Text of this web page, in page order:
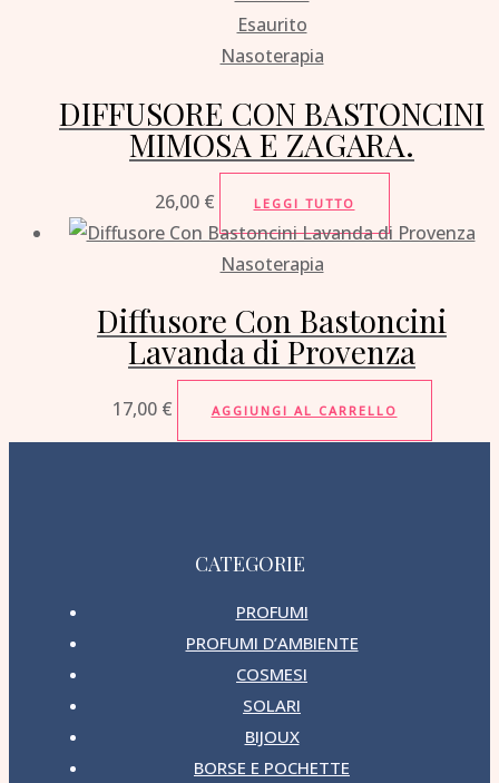
Esaurito
Nasoterapia
DIFFUSORE CON BASTONCINI
MIMOSA E ZAGARA.
26,00 € LEGGI TUTTO
Nasoterapia
Diffusore Con Bastoncini
Lavanda di Provenza
17,00 € AGGIUNGI AL CARRELLO
CATEGORIE
PROFUMI
PROFUMI D’AMBIENTE
COSMESI
SOLARI
BIJOUX
BORSE E POCHETTE